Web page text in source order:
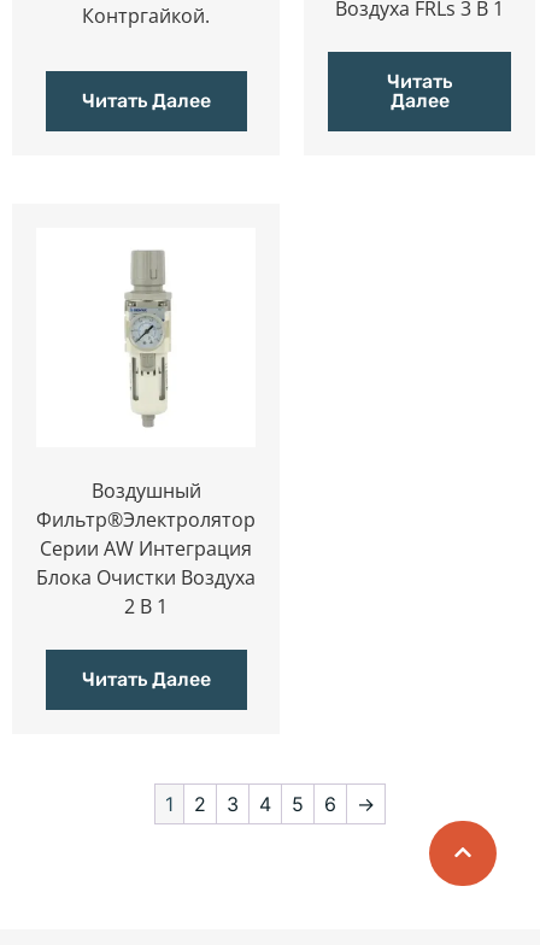
Контргайкой.
Читать Далее
Воздуха FRLs 3 В 1
Читать
Далее
Воздушный
Фильтр®электролятор
Серии AW Интеграция
Блока Очистки Воздуха
2 В 1
Читать Далее
1 2 3 4 5 6 →